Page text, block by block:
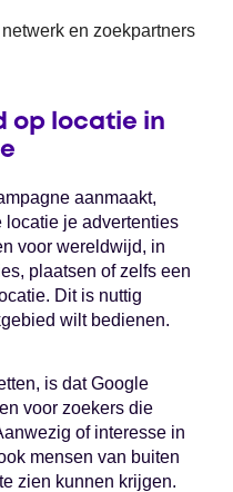
op locatie in
aanmaakt,
je advertenties
voor wereldwijd, in
plaatsen of zelfs een
Dit is nuttig
wilt bedienen.
is dat Google
voor zoekers die
of interesse in
mensen van buiten
zien kunnen krijgen.